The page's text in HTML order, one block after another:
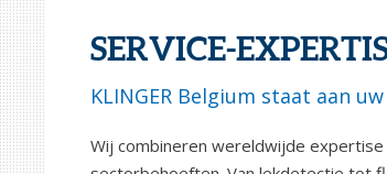
SERVICE-
KLINGER Belgium staat aan
Wij combineren wereldwijde